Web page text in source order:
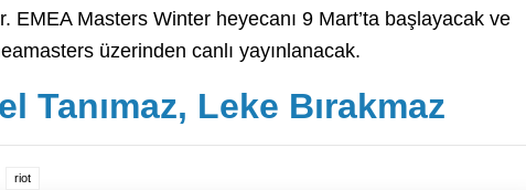
EMEA Masters Winter heyecanı 9 Mart’ta başlayacak ve
üzerinden canlı yayınlanacak.
Tanımaz, Leke Bırakmaz
riot